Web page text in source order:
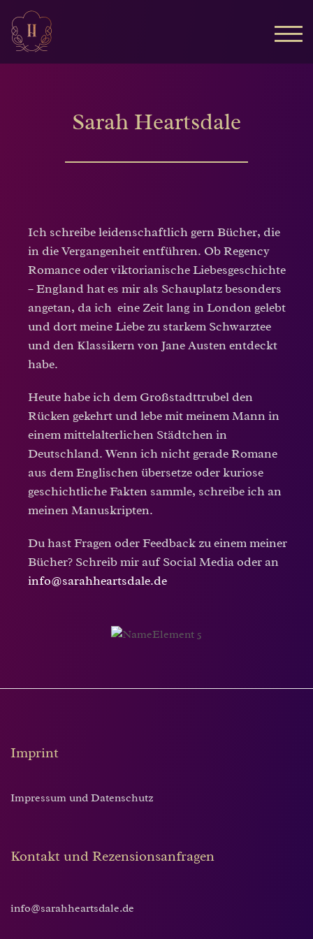
Sarah Heartsdale
Ich schreibe leidenschaftlich gern Bücher, die
in die Vergangenheit entführen. Ob Regency
Romance oder viktorianische Liebesgeschichte
– England hat es mir als Schauplatz besonders
angetan, da ich eine Zeit lang in London gelebt
und dort meine Liebe zu starkem Schwarztee
und den Klassikern von Jane Austen entdeckt
habe.
Heute habe ich dem Großstadttrubel den
Rücken gekehrt und lebe mit meinem Mann in
einem mittelalterlichen Städtchen in
Deutschland. Wenn ich nicht gerade Romane
aus dem Englischen übersetze oder kuriose
geschichtliche Fakten sammle, schreibe ich an
meinen Manuskripten.
Du hast Fragen oder Feedback zu einem meiner
Bücher? Schreib mir auf Social Media oder an
info@sarahheartsdale.de
Imprint
Impressum und Datenschutz
Kontakt und Rezensionsanfragen
info@sarahheartsdale.de